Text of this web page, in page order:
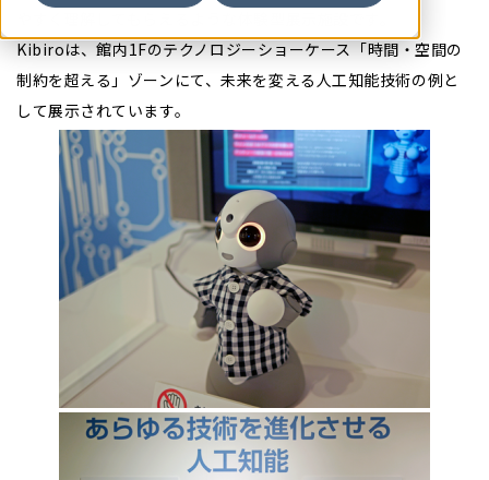
Kibiroは、館内1Fのテクノロジーショーケース「時間・空間の
制約を超える」ゾーンにて、未来を変える人工知能技術の例と
して展示されています。